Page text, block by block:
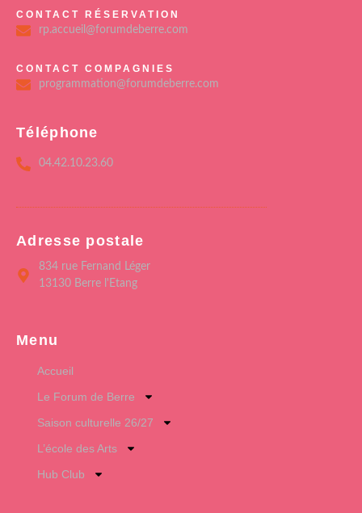
CONTACT RÉSERVATION
rp.accueil@forumdeberre.com
CONTACT COMPAGNIES
programmation@forumdeberre.com
Téléphone
04.42.10.23.60
Adresse postale
834 rue Fernand Léger
13130 Berre l'Etang
Menu
Accueil
Le Forum de Berre
Saison culturelle 26/27
L’école des Arts
Hub Club